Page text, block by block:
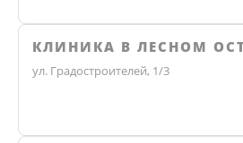
КЛИНИКА В ЛЕСНОМ
ул. Градостроителей, 1/3